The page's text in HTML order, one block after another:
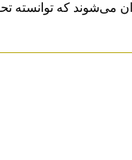
می‌شوند که توانسته